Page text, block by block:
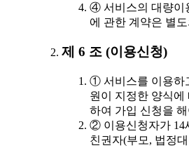
④ 서비스의 대량이
에 관한 계약은 별
제 6 조 (이용신청)
① 서비스를 이용하
원이 지정한 양식에
하여 가입 신청을
② 이용신청자가 14
친권자(부모, 법정